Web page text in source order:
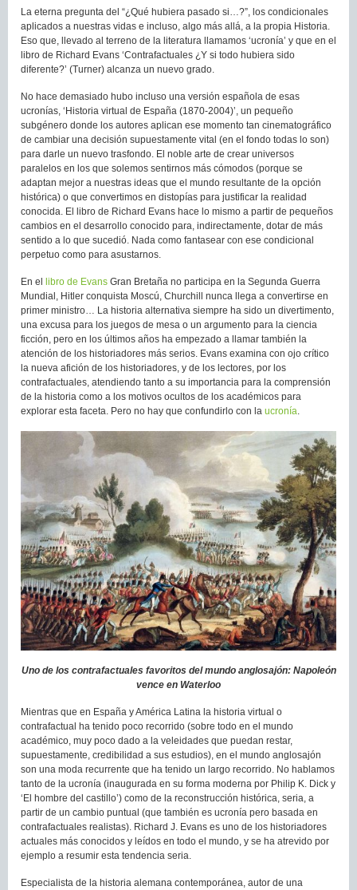
La eterna pregunta del “¿Qué hubiera pasado si…?”, los condicionales
aplicados a nuestras vidas e incluso, algo más allá, a la propia Historia.
Eso que, llevado al terreno de la literatura llamamos ‘ucronía’ y que en el
libro de Richard Evans ‘Contrafactuales ¿Y si todo hubiera sido
diferente?’ (Turner) alcanza un nuevo grado.
No hace demasiado hubo incluso una versión española de esas
ucronías, ‘Historia virtual de España (1870-2004)’, un pequeño
subgénero donde los autores aplican ese momento tan cinematográfico
de cambiar una decisión supuestamente vital (en el fondo todas lo son)
para darle un nuevo trasfondo. El noble arte de crear universos
paralelos en los que solemos sentirnos más cómodos (porque se
adaptan mejor a nuestras ideas que el mundo resultante de la opción
histórica) o que convertimos en distopías para justificar la realidad
conocida. El libro de Richard Evans hace lo mismo a partir de pequeños
cambios en el desarrollo conocido para, indirectamente, dotar de más
sentido a lo que sucedió. Nada como fantasear con ese condicional
perpetuo como para asustarnos.
En el libro de Evans Gran Bretaña no participa en la Segunda Guerra
Mundial, Hitler conquista Moscú, Churchill nunca llega a convertirse en
primer ministro… La historia alternativa siempre ha sido un divertimento,
una excusa para los juegos de mesa o un argumento para la ciencia
ficción, pero en los últimos años ha empezado a llamar también la
atención de los historiadores más serios. Evans examina con ojo crítico
la nueva afición de los historiadores, y de los lectores, por los
contrafactuales, atendiendo tanto a su importancia para la comprensión
de la historia como a los motivos ocultos de los académicos para
explorar esta faceta. Pero no hay que confundirlo con la ucronía.
Uno de los contrafactuales favoritos del mundo anglosajón: Napoleón
vence en Waterloo
Mientras que en España y América Latina la historia virtual o
contrafactual ha tenido poco recorrido (sobre todo en el mundo
académico, muy poco dado a la veleidades que puedan restar,
supuestamente, credibilidad a sus estudios), en el mundo anglosajón
son una moda recurrente que ha tenido un largo recorrido. No hablamos
tanto de la ucronía (inaugurada en su forma moderna por Philip K. Dick y
‘El hombre del castillo’) como de la reconstrucción histórica, seria, a
partir de un cambio puntual (que también es ucronía pero basada en
contrafactuales realistas). Richard J. Evans es uno de los historiadores
actuales más conocidos y leídos en todo el mundo, y se ha atrevido por
ejemplo a resumir esta tendencia seria.
Especialista de la historia alemana contemporánea, autor de una